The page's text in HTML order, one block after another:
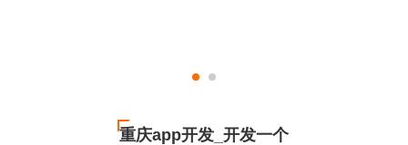
重庆app开发_开发一个